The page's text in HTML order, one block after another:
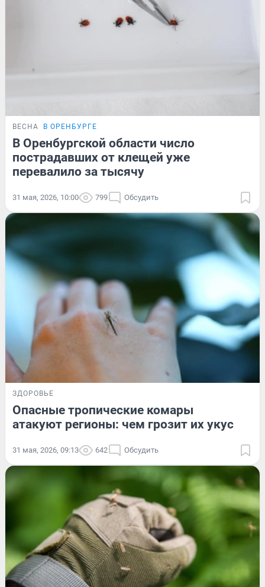
ВЕСНА В ОРЕНБУРГЕ
В Оренбургской области число
пострадавших от клещей уже
перевалило за тысячу
31 мая, 2026, 10:00 799 Обсудить
ЗДОРОВЬЕ
Опасные тропические комары
атакуют регионы: чем грозит их укус
31 мая, 2026, 09:13 642 Обсудить